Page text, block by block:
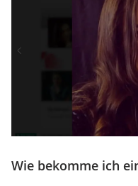
Wie bekomme ich